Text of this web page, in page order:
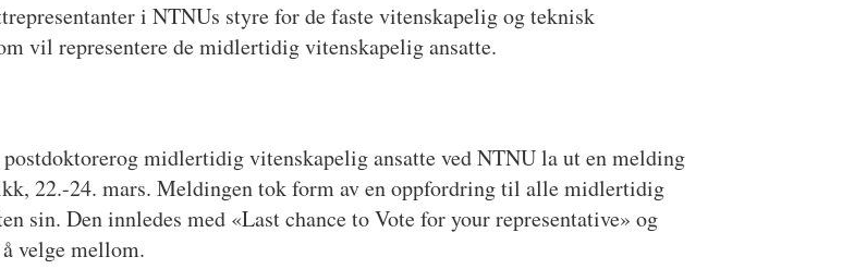
i NTNUs styre for de faste vitenskapelig og teknisk
vil representere de midlertidig vitenskapelig ansatte.
midlertidig vitenskapelig ansatte ved NTNU la ut en melding
22.-24. mars. Meldingen tok form av en oppfordring til alle midlertidig
sin. Den innledes med «Last chance to Vote for your representative» og
velge mellom.